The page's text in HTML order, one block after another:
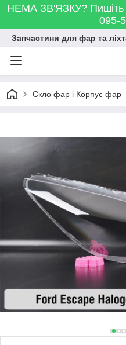
НЕМА ЗВ'ЯЗКУ? Пишіть
095-
Запчастини для фар та
Скло фар і Корпус фар